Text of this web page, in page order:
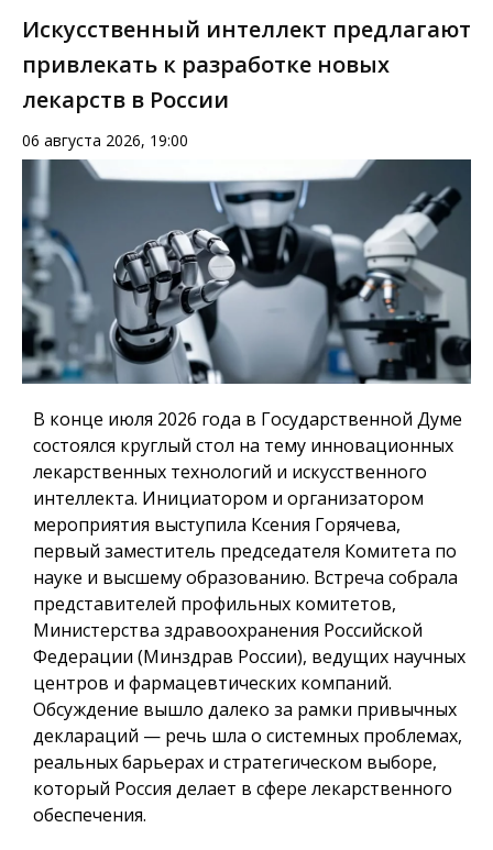
Искусственный интеллект предлагают
привлекать к разработке новых
лекарств в России
06 августа 2026, 19:00
В конце июля 2026 года в Государственной Думе
состоялся круглый стол на тему инновационных
лекарственных технологий и искусственного
интеллекта. Инициатором и организатором
мероприятия выступила Ксения Горячева,
первый заместитель председателя Комитета по
науке и высшему образованию. Встреча собрала
представителей профильных комитетов,
Министерства здравоохранения Российской
Федерации (Минздрав России), ведущих научных
центров и фармацевтических компаний.
Обсуждение вышло далеко за рамки привычных
деклараций — речь шла о системных проблемах,
реальных барьерах и стратегическом выборе,
который Россия делает в сфере лекарственного
обеспечения.